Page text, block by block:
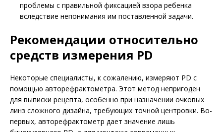
проблемы с правильной фиксацией взора ребенка
вследствие непонимания им поставленной задачи.
Рекомендации относительно
средств измерения PD
Некоторые специалисты, к сожалению, измеряют PD с
помощью авторефрактометра. Этот метод непригоден
для выписки рецепта, особенно при назначении очковых
линз сложного дизайна, требующих точной центровки. Во-
первых, авторефрактометр дает значение лишь